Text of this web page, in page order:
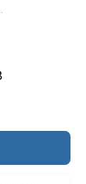
Siemens 86928